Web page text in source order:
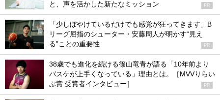
と、声を活かした新たなミッション
PR
「少しぼやけているだけでも感覚が狂ってきます」B
リーグ屈指のシューター・安藤周人が明かす“見え
る”ことの重要性
PR
38歳でも進化を続ける篠山竜青が語る「10年前より
バスケが上手くなっている」理由とは。［MVVりらい
ぶ賞 受賞者インタビュー］
PR